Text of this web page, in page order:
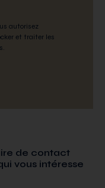
autorisez
et traiter les
de contact
vous intéresse